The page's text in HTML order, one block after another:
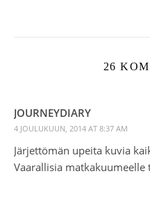
26
JOURNEYDIARY
4 JOULUKUUN, 2014 AT 8:37 AM
Järjettömän upeita kuvia
Vaarallisia matkakuumeelle